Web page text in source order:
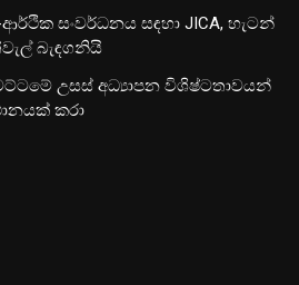
ආර්ථික සංවර්ධනය සඳහා JICA, හැටන්
බැඳගනියි
උසස් අධ්‍යාපන විශිෂ්ටතාවයන්
කරා